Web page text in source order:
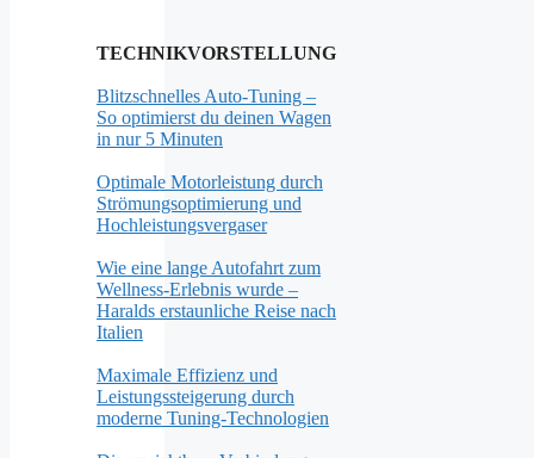
TECHNIKVORSTELLUNG
Blitzschnelles Auto-Tuning –
So optimierst du deinen Wagen
in nur 5 Minuten
Optimale Motorleistung durch
Strömungsoptimierung und
Hochleistungsvergaser
Wie eine lange Autofahrt zum
Wellness-Erlebnis wurde –
Haralds erstaunliche Reise nach
Italien
Maximale Effizienz und
Leistungssteigerung durch
moderne Tuning-Technologien